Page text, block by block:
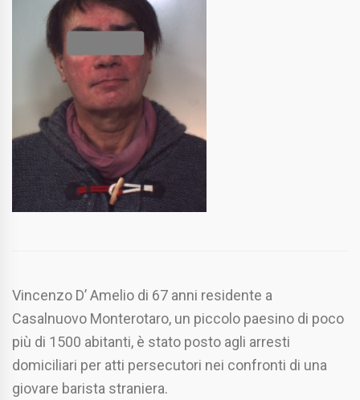
Vincenzo D’ Amelio di 67 anni residente a
Casalnuovo Monterotaro, un piccolo paesino di poco
più di 1500 abitanti, è stato posto agli arresti
domiciliari per atti persecutori nei confronti di una
giovare barista straniera.